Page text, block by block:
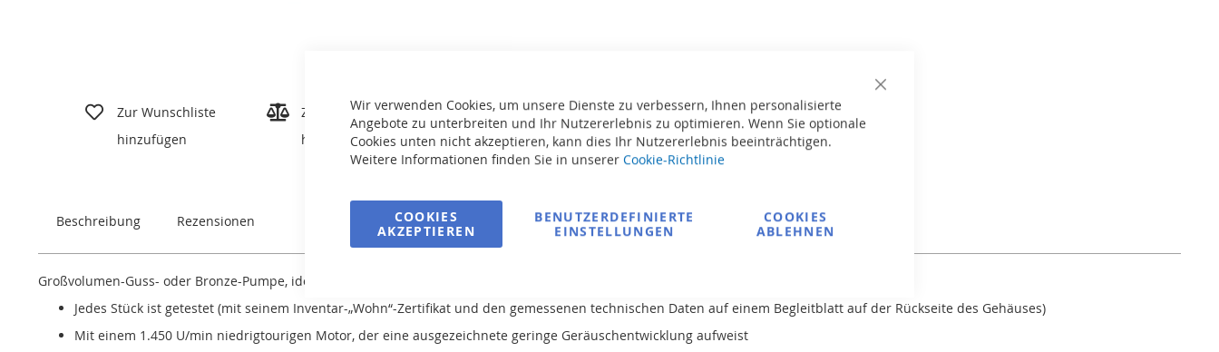
Close
Wir verwenden Cookies, um unsere Dienste zu verbessern, Ihnen personalisierte
Angebote zu unterbreiten und Ihr Nutzererlebnis zu optimieren. Wenn Sie optionale
Cookies unten nicht akzeptieren, kann dies Ihr Nutzererlebnis beeinträchtigen.
Weitere Informationen finden Sie in unserer Cookie-Richtlinie
COOKIES
AKZEPTIEREN
BENUTZERDEFINIERTE
EINSTELLUNGEN
COOKIES
ABLEHNEN
Zur Wunschliste
hinzufügen
Zur Vergleichsliste
hinzufügen
Drucken
Beschreibung Rezensionen
Großvolumen-Guss- oder Bronze-Pumpe, ideal für große Filtersysteme – Gehäuse und Vorfilter sind aus Gusseisen
Jedes Stück ist getestet (mit seinem Inventar-„Wohn“-Zertifikat und den gemessenen technischen Daten auf einem Begleitblatt auf der Rückseite des Gehäuses)
Mit einem 1.450 U/min niedrigtourigen Motor, der eine ausgezeichnete geringe Geräuschentwicklung aufweist